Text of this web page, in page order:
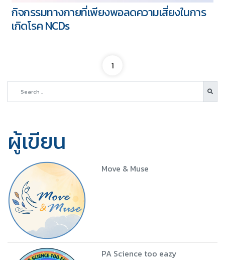
กิจกรรมทางกายที่เพียงพอลดความเสี่ยงในการ
เกิดโรค NCDs
1
ผู้เขียน
Move & Muse
PA Science too eazy